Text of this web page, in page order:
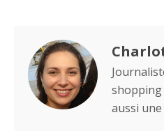
shopping
aussi une